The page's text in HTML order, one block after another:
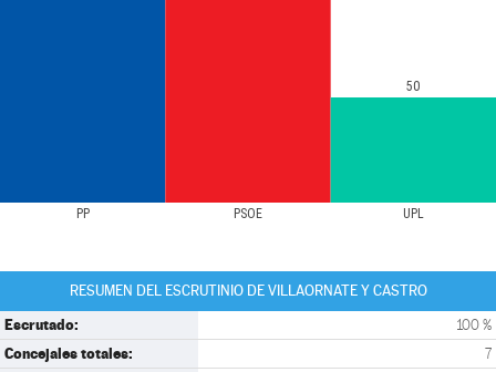
PP PSOE UPL
50
RESUMEN DEL ESCRUTINIO DE VILLAORNATE Y CASTRO
Escrutado: 100 %
Concejales totales: 7